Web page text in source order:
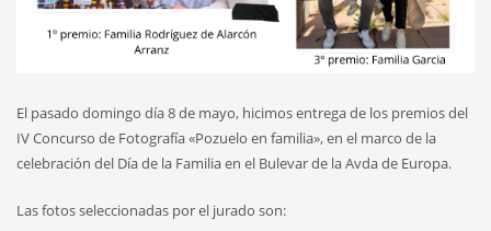
El pasado domingo día 8 de mayo, hicimos entrega de los premios del
IV Concurso de Fotografía «Pozuelo en familia», en el marco de la
celebración del Día de la Familia en el Bulevar de la Avda de Europa.
Las fotos seleccionadas por el jurado son: